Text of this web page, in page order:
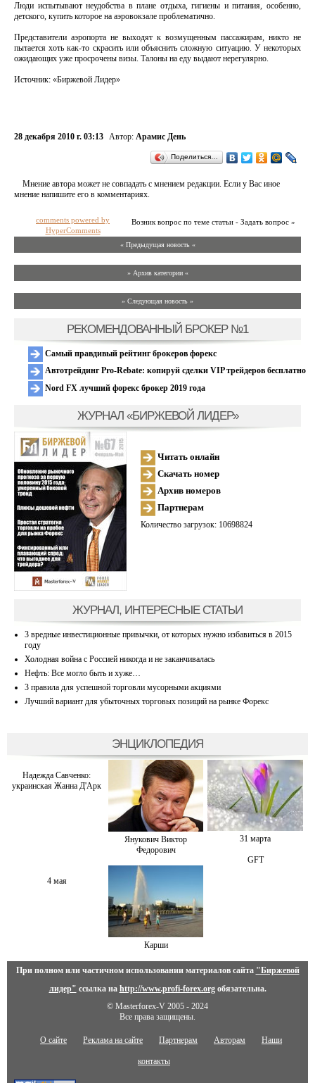
Люди испытывают неудобства в плане отдыха, гигиены и питания, особенно,
детского, купить которое на аэровокзале проблематично.
Представители аэропорта не выходят к возмущенным пассажирам, никто не
пытается хоть как-то скрасить или объяснить сложную ситуацию. У некоторых
ожидающих уже просрочены визы. Талоны на еду выдают нерегулярно.
Источник: «Биржевой Лидер»
28 декабря 2010 г. 03:13 Автор: Арамис День
Поделиться…
Мнение автора может не совпадать с мнением редакции. Если у Вас иное
мнение напишите его в комментариях.
Возник вопрос по теме статьи - Задать вопрос »
comments powered by
HyperComments
« Предыдущая новость «
» Архив категории «
» Следующая новость »
РЕКОМЕНДОВАННЫЙ БРОКЕР №1
Самый правдивый рейтинг брокеров форекс
Автотрейдинг Pro-Rebate: копируй сделки VIP трейдеров бесплатно
Nord FX лучший форекс брокер 2019 года
ЖУРНАЛ «БИРЖЕВОЙ ЛИДЕР»
Читать онлайн
Скачать номер
Архив номеров
Партнерам
Количество загрузок: 10698824
ЖУРНАЛ, ИНТЕРЕСНЫЕ СТАТЬИ
3 вредные инвестиционные привычки, от которых нужно избавиться в 2015
году
Холодная война с Россией никогда и не заканчивалась
Нефть: Все могло быть и хуже…
3 правила для успешной торговли мусорными акциями
Лучший вариант для убыточных торговых позиций на рынке Форекс
ЭНЦИКЛОПЕДИЯ
Надежда Савченко:
украинская Жанна Д'Арк
Янукович Виктор
Федорович
31 марта
GFT
4 мая
Карши
При полном или частичном использовании материалов сайта "Биржевой
лидер" ссылка на http://www.profi-forex.orgобязательна.
© Masterforex-V 2005 - 2024
Все права защищены.
О сайте Реклама на сайте Партнерам Авторам Наши
контакты